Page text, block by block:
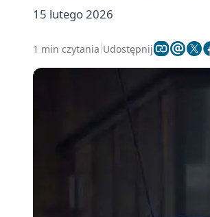
15 lutego 2026
1 min czytania Udostępnij